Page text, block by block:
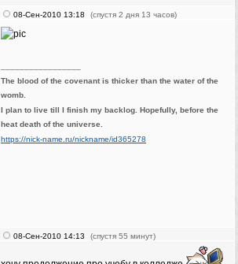
08-Сен-2010 13:18 (спустя 2 дня 13 часов)
The blood of the covenant is thicker than the water of the
womb.
I plan to live till I finish my backlog. Hopefully, before the
heat death of the universe.
https://nick-name.ru/nickname/id365278
08-Сен-2010 14:13 (спустя 55 минут)